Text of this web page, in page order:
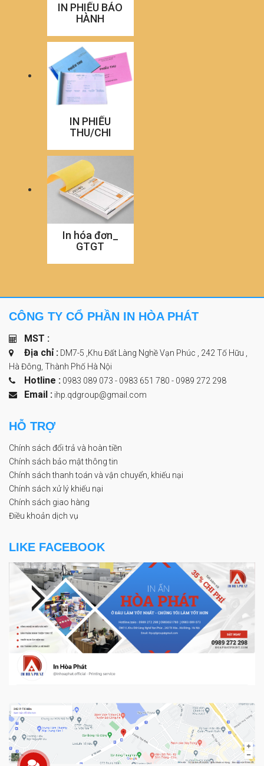
IN PHIẾU BẢO
HÀNH
IN PHIẾU
THU/CHI
In hóa đơn_
GTGT
CÔNG TY CỔ PHẦN IN HÒA PHÁT
MST :
Địa chỉ :DM7-5 ,Khu Đất Làng Nghề Vạn Phúc , 242 Tố Hữu ,
Hà Đông, Thành Phố Hà Nội
Hotline : 0983 089 073 - 0983 651 780 - 0989 272 298
Email : ihp.qdgroup@gmail.com
HỖ TRỢ
Chính sách đổi trả và hoàn tiền
Chính sách bảo mật thông tin
Chính sách thanh toán và vận chuyển, khiếu nại
Chính sách xử lý khiếu nại
Chính sách giao hàng
Điều khoản dịch vụ
LIKE FACEBOOK